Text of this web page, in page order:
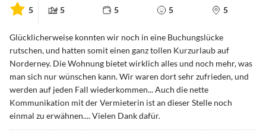
5 5 5 5 5
Glücklicherweise konnten wir noch in eine Buchungslücke
rutschen, und hatten somit einen ganz tollen Kurzurlaub auf
Norderney. Die Wohnung bietet wirklich alles und noch mehr, was
man sich nur wünschen kann. Wir waren dort sehr zufrieden, und
werden auf jeden Fall wiederkommen... Auch die nette
Kommunikation mit der Vermieterin ist an dieser Stelle noch
einmal zu erwähnen.... Vielen Dank dafür.